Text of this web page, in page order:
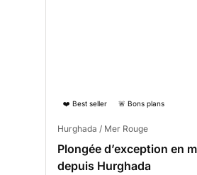
❤️ Best seller 🚨 Bons plans
Hurghada / Mer Rouge
Plongée d’exception en
depuis Hurghada